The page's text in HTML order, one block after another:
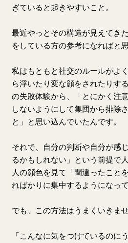
ぎていると起きやすいこと。
最近やっとその構造が見えてき
をしている方の参考になればと
私はもともと社交のルールがよ
ら浮いたり変な顔をされたりす
の失敗体験から、「とにかく注
しないようにして集団から排除
と」と思い込んでいたんです。
それで、自分の判断や自分が感
るかもしれない」という前提で
人の顔色を見て「間違ったこと
ればかりに集中するようになっ
でも、この方法はうまくいきませ
「こんなに気をつけているのに